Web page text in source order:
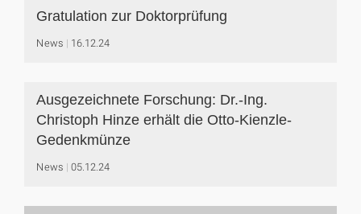
Gratulation zur Doktorprüfung
News 16.12.24
Ausgezeichnete Forschung: Dr.-Ing.
Christoph Hinze erhält die Otto-Kienzle-
Gedenkmünze
News 05.12.24